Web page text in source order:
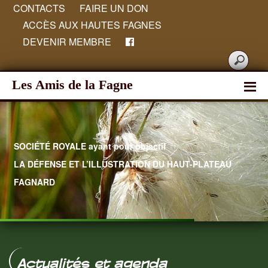
CONTACTS
FAIRE UN DON
ACCÈS AUX HAUTES FAGNES
DEVENIR MEMBRE
Les Amis de la Fagne
SOCIÉTÉ ROYALE ayant pour objectif
LA DÉFENSE ET L’ILLUSTRATION DU HAUT-PLATEAU
FAGNARD
Actualités et agenda